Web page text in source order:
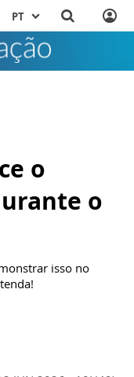
PT
o
o
isso no